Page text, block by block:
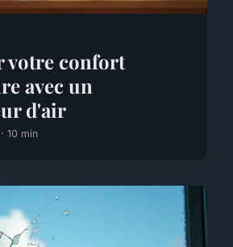
votre confort
avec un
d'air
10 min